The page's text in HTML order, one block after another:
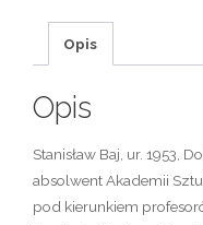
Opis
Opis
Stanisław Baj, ur. 1953,
absolwent Akademii
pod kierunkiem